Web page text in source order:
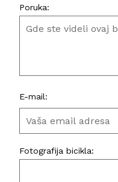
Poruka:
E-mail:
Fotografija bicikla: